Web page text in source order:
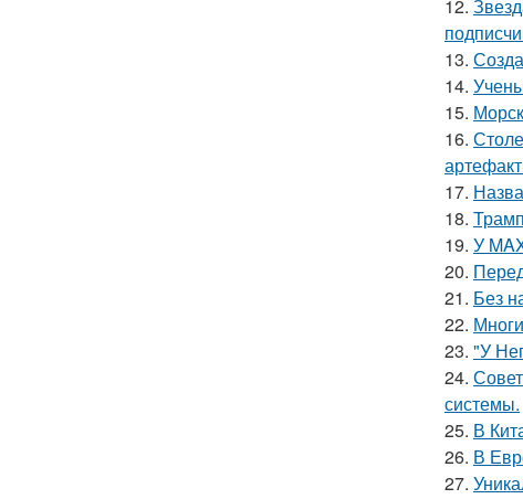
12.
13.
14.
15.
16.
17.
18.
19. У
20.
21. Без
22.
23. "У
24.
системы.
25. В
26. В
27.